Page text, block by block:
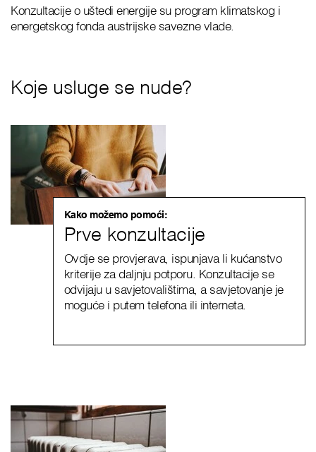
Konzultacije o uštedi energije su program klimatskog i
energetskog fonda austrijske savezne vlade.
Koje usluge se nude?
Kako možemo pomoći:
Prve konzultacije
Ovdje se provjerava, ispunjava li kućanstvo
kriterije za daljnju potporu. Konzultacije se
odvijaju u savjetovalištima, a savjetovanje je
moguće i putem telefona ili interneta.